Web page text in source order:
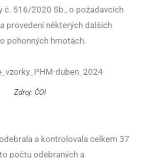
č. 516/2020 Sb., o požadavcích
provedení některých dalších
pohonných hmotách.
Zdroj: ČOI
a kontrolovala celkem 37
počtu odebraných a